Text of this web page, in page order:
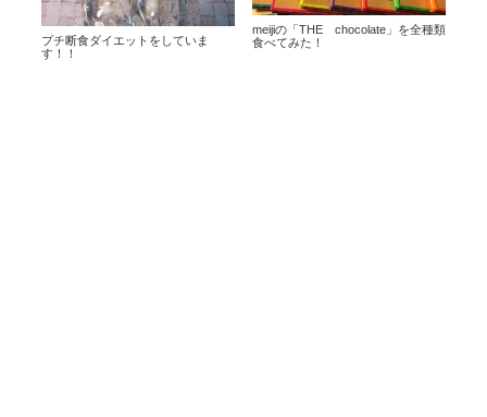
今週の【コンビニで買える至福】
は、白い・・粉が・・・舞うw
フェリシモ「猫部」熱烈応援♪